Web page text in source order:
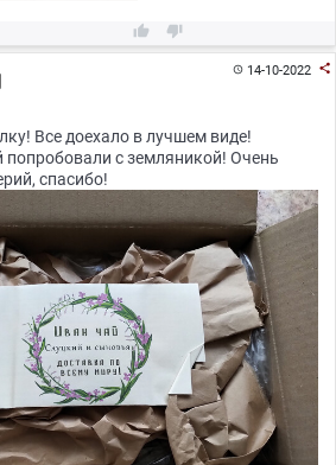
 
14-10-2022 
Все доехало в лучшем виде!
попробовали с земляникой! Очень
спасибо!